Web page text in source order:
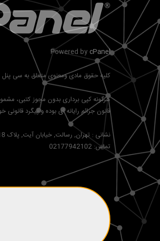
Powered by cPanel
کلیه حقوق مادی ومعنوی متعلق به سی
قانون جرائم رایانه ای بوده و پیگرد
نشانی : تهران, رسالت, خیابان آیت, پلاک 418, واحد 20
تماس: